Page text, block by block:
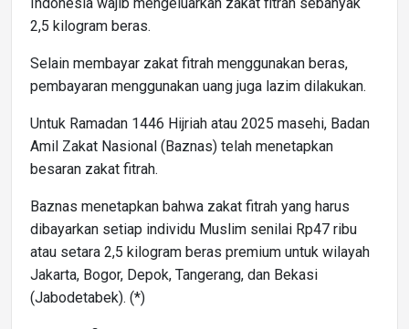
2,5 kilogram beras.
Selain membayar zakat fitrah menggunakan beras,
pembayaran menggunakan uang juga lazim dilakukan.
Untuk Ramadan 1446 Hijriah atau 2025 masehi, Badan
Amil Zakat Nasional (Baznas) telah menetapkan
besaran zakat fitrah.
Baznas menetapkan bahwa zakat fitrah yang harus
dibayarkan setiap individu Muslim senilai Rp47 ribu
atau setara 2,5 kilogram beras premium untuk wilayah
Jakarta, Bogor, Depok, Tangerang, dan Bekasi
(Jabodetabek). (*)